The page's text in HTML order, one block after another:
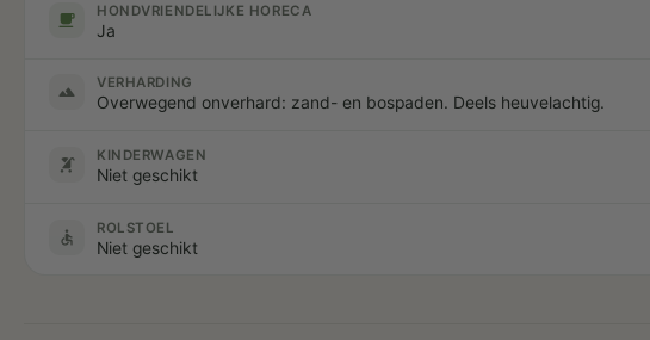
local_cafe HONDVRIENDELIJKE HORECA
Ja
terrain VERHARDING
Overwegend onverhard: zand- en bospaden. Deels heuvelachtig.
stroller KINDERWAGEN
Niet geschikt
accessible ROLSTOEL
Niet geschikt